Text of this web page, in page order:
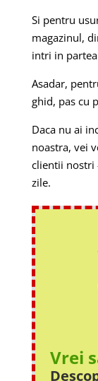
Si pentru
magazinul,
intri in
Asadar,
ghid, pas cu
Daca nu ai
noastra, vei
clientii nostri
zile.
Vrei